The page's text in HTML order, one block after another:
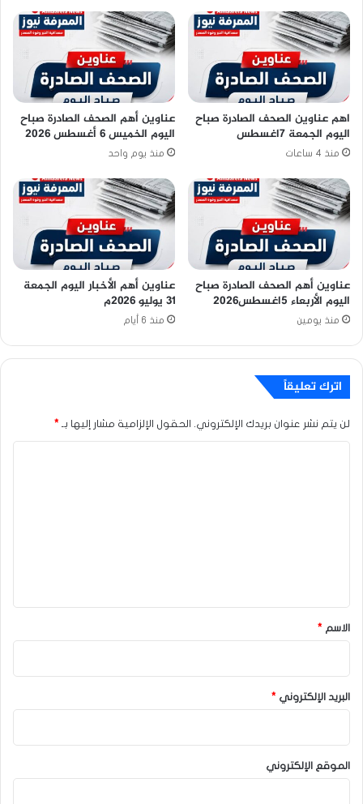
اهم عناوين الصحف الصادرة صباح
اليوم الجمعة 7اغسطس
منذ 4 ساعات
عناوين أهم الصحف الصادرة صباح
اليوم الخميس 6 أغسطس 2026
منذ يوم واحد
عناوين أهم الصحف الصادرة صباح
اليوم الأربعاء 5اغسطس2026
منذ يومين
عناوين أهم الأخبار اليوم الجمعة
٣١ يوليو ٢٠٢٦م
منذ 6 أيام
اترك تعليقاً
لن يتم نشر عنوان بريدك الإلكتروني. الحقول الإلزامية مشار إليها بـ *
*
الاسم *
البريد الإلكتروني *
الموقع الإلكتروني